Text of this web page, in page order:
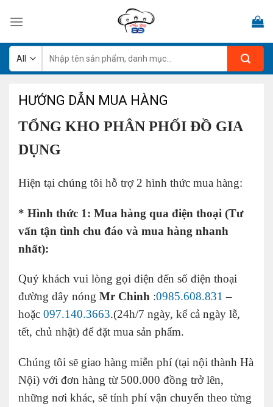
kiếm:
HƯỚNG DẪN MUA HÀNG
TỔNG KHO PHÂN PHỐI ĐỒ GIA
DỤNG
Hiện tại chúng tôi hỗ trợ 2 hình thức mua hàng:
* Hình thức 1: Mua hàng qua điện thoại (Tư
vấn tận tình chu đáo và mua hàng nhanh
nhất):
Quý khách vui lòng gọi điện đến số điện thoại
đường dây nóng Mr Chinh :0985.608.831 –
hoặc 097.140.3663.(24h/7 ngày, kể cả ngày lễ,
tết, chủ nhật) để đặt mua sản phẩm.
Chúng tôi sẽ giao hàng miễn phí (tại nội thành Hà
Nội) với đơn hàng từ 500.000 đồng trở lên,
những nơi khác, sẽ tính phí vận chuyển theo từng